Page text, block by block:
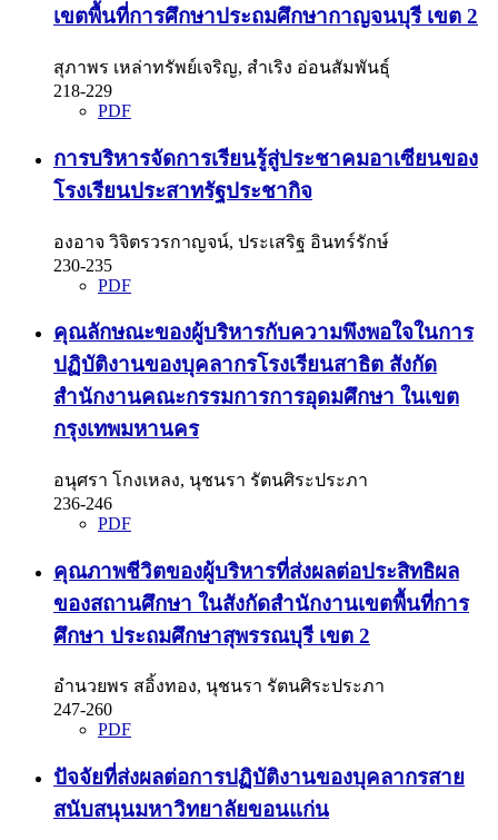
เขตพื้นที่การศึกษาประถมศึกษากาญจนบุรี เขต 2
สุภาพร เหล่าทรัพย์เจริญ, สำเริง อ่อนสัมพันธุ์
218-229
PDF
การบริหารจัดการเรียนรู้สู่ประชาคมอาเซียนของ
โรงเรียนประสาทรัฐประชากิจ
องอาจ วิจิตรวรกาญจน์, ประเสริฐ อินทร์รักษ์
230-235
PDF
คุณลักษณะของผู้บริหารกับความพึงพอใจในการ
ปฏิบัติงานของบุคลากรโรงเรียนสาธิต สังกัด
สำนักงานคณะกรรมการการอุดมศึกษา ในเขต
กรุงเทพมหานคร
อนุศรา โกงเหลง, นุชนรา รัตนศิระประภา
236-246
PDF
คุณภาพชีวิตของผู้บริหารที่ส่งผลต่อประสิทธิผล
ของสถานศึกษา ในสังกัดสำนักงานเขตพื้นที่การ
ศึกษา ประถมศึกษาสุพรรณบุรี เขต 2
อำนวยพร สอิ้งทอง, นุชนรา รัตนศิระประภา
247-260
PDF
ปัจจัยที่ส่งผลต่อการปฏิบัติงานของบุคลากรสาย
สนับสนุนมหาวิทยาลัยขอนแก่น